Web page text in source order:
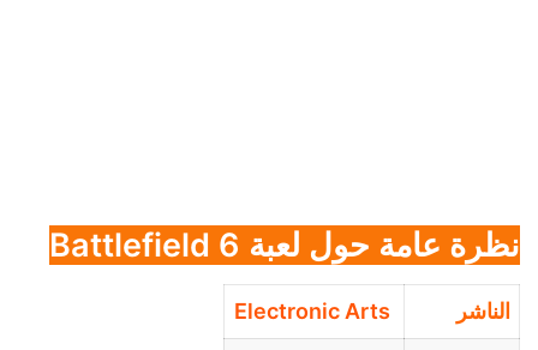
نظرة عامة حول لعبة Battlefield 6
الناشر